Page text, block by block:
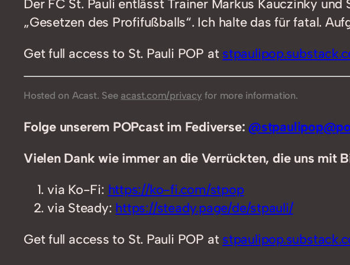
Der FC St. Pauli entlässt Trainer Markus Kauczinky
„Gesetzen des Profifußballs“. Ich halte das für fatal.
Get full access to St. Pauli POP at
Hosted on Acast. See acast.com/privacy for more information.
Folge unserem POPcast im Fediverse:
Vielen Dank wie immer an die Verrückten, die uns mit
via Ko-Fi: https://ko-fi.com/stpop
via Steady: https://steady.page/de/stpauli/
Get full access to St. Pauli POP at